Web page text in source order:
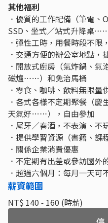
其他福利
．優質的工作配備（筆電
SSD、坐式／站式升降桌⋯⋯
．彈性工時，用餐時段不限
．交通方便的辦公室地點
．開放式廚房（氣炸鍋、
磁爐⋯⋯）和免治馬桶
．零食、咖啡、飲料無限量
．各式各樣不定期聚餐（慶
天氣好⋯⋯），自由參加
．尾牙／春酒，不表演、不
．提供學習資源（書籍、
．關係企業消費優惠
．不定期有出差或參訪國外
．超過六個月：每月一天可
薪資範圍
NT$ 140 - 160 (時薪)